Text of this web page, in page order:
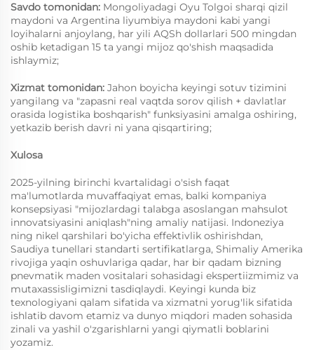
Savdo tomonidan: Mongoliyadagi Oyu Tolgoi sharqi qizil
maydoni va Argentina liyumbiya maydoni kabi yangi
loyihalarni anjoylang, har yili AQSh dollarlari 500 mingdan
oshib ketadigan 15 ta yangi mijoz qo'shish maqsadida
ishlaymiz;
Xizmat tomonidan: Jahon boyicha keyingi sotuv tizimini
yangilang va "zapasni real vaqtda sorov qilish + davlatlar
orasida logistika boshqarish" funksiyasini amalga oshiring,
yetkazib berish davri ni yana qisqartiring;
Xulosa
2025-yilning birinchi kvartalidagi o'sish faqat
ma'lumotlarda muvaffaqiyat emas, balki kompaniya
konsepsiyasi "mijozlardagi talabga asoslangan mahsulot
innovatsiyasini aniqlash"ning amaliy natijasi. Indoneziya
ning nikel qarshilari bo'yicha effektivlik oshirishdan,
Saudiya tunellari standarti sertifikatlarga, Shimaliy Amerika
rivojiga yaqin oshuvlariga qadar, har bir qadam bizning
pnevmatik maden vositalari sohasidagi ekspertiizmimiz va
mutaxassisligimizni tasdiqlaydi. Keyingi kunda biz
texnologiyani qalam sifatida va xizmatni yorug'lik sifatida
ishlatib davom etamiz va dunyo miqdori maden sohasida
zinali va yashil o'zgarishlarni yangi qiymatli boblarini
yozamiz.